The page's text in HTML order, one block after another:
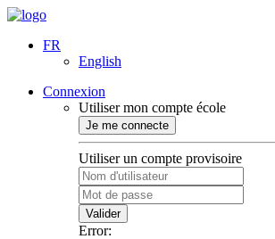
FR
English
Connexion
Utiliser mon compte école
Je me connecte
Utiliser un compte provisoire
Valider
Error: